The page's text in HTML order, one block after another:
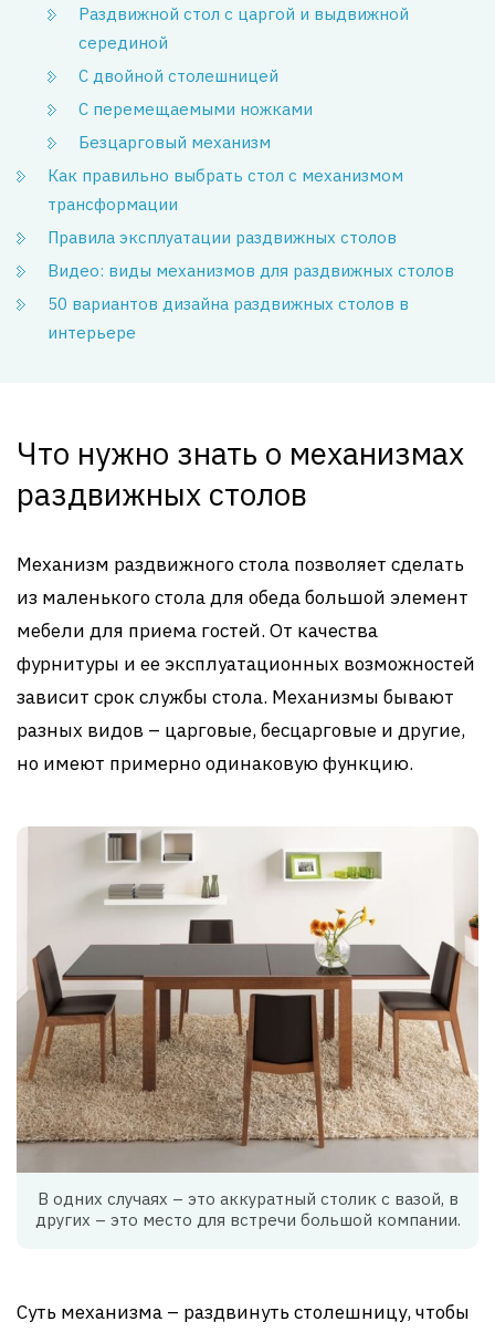
Раздвижной стол с царгой и выдвижной
серединой
С двойной столешницей
С перемещаемыми ножками
Безцарговый механизм
Как правильно выбрать стол с механизмом
трансформации
Правила эксплуатации раздвижных столов
Видео: виды механизмов для раздвижных столов
50 вариантов дизайна раздвижных столов в
интерьере
Что нужно знать о механизмах
раздвижных столов
Механизм раздвижного стола позволяет сделать
из маленького стола для обеда большой элемент
мебели для приема гостей. От качества
фурнитуры и ее эксплуатационных возможностей
зависит срок службы стола. Механизмы бывают
разных видов – царговые, бесцарговые и другие,
но имеют примерно одинаковую функцию.
В одних случаях – это аккуратный столик с вазой, в
других – это место для встречи большой компании.
Суть механизма – раздвинуть столешницу, чтобы